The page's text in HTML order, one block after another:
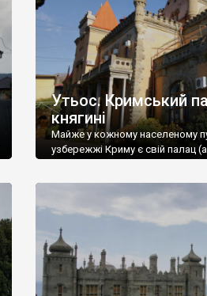
Утьос. Кримський
княгині
Майже у кожному населеному
узбережжі Криму є свій палац